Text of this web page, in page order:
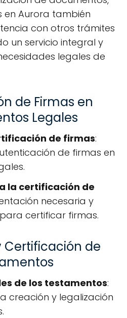
en Aurora también
con otros trámites
un servicio integral y
legales de
de Firmas en
Legales
de firmas:
de firmas en
la certificación de
necesaria y
certificar firmas.
Certificación de
de los testamentos:
creación y legalización